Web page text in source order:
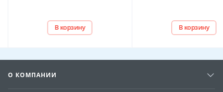
В корзину В корзину
О КОМПАНИИ